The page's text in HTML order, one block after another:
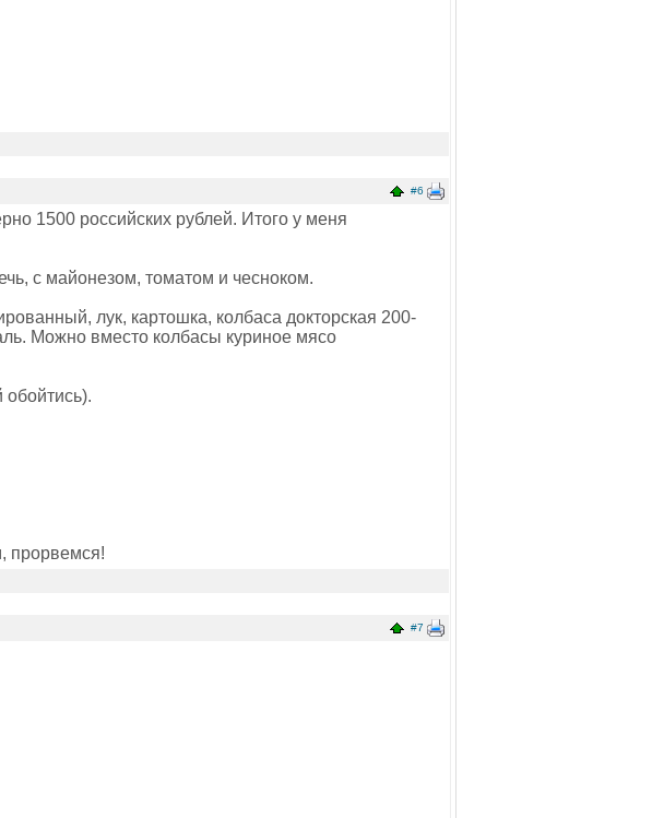
#6
1500 российских рублей. Итого у меня
с майонезом, томатом и чесноком.
лук, картошка, колбаса докторская 200-
Можно вместо колбасы куриное мясо
прорвемся!
#7